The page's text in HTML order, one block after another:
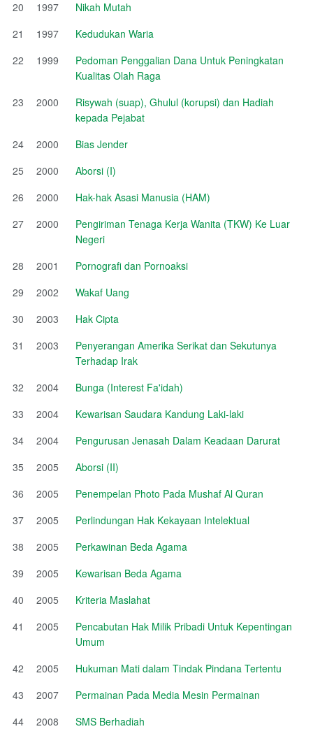
20
1997
Nikah Mutah
21
1997
Kedudukan Waria
22
1999
Pedoman Penggalian Dana Untuk Peningkatan
Kualitas Olah Raga
23
2000
Risywah (suap), Ghulul (korupsi) dan Hadiah
kepada Pejabat
24
2000
Bias Jender
25
2000
Aborsi (I)
26
2000
Hak-hak Asasi Manusia (HAM)
27
2000
Pengiriman Tenaga Kerja Wanita (TKW) Ke Luar
Negeri
28
2001
Pornografi dan Pornoaksi
29
2002
Wakaf Uang
30
2003
Hak Cipta
31
2003
Penyerangan Amerika Serikat dan Sekutunya
Terhadap Irak
32
2004
Bunga (Interest Fa'idah)
33
2004
Kewarisan Saudara Kandung Laki-laki
34
2004
Pengurusan Jenasah Dalam Keadaan Darurat
35
2005
Aborsi (II)
36
2005
Penempelan Photo Pada Mushaf Al Quran
37
2005
Perlindungan Hak Kekayaan Intelektual
38
2005
Perkawinan Beda Agama
39
2005
Kewarisan Beda Agama
40
2005
Kriteria Maslahat
41
2005
Pencabutan Hak Milik Pribadi Untuk Kepentingan
Umum
42
2005
Hukuman Mati dalam Tindak Pindana Tertentu
43
2007
Permainan Pada Media Mesin Permainan
44
2008
SMS Berhadiah